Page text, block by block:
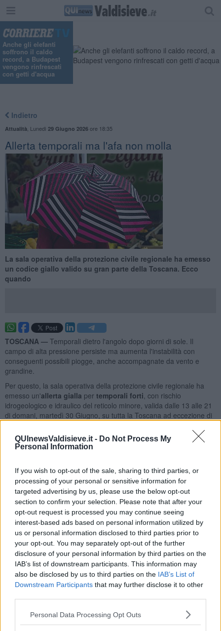
QUInewsValdisieve.it - Do Not Process My
Personal Information
If you wish to opt-out of the sale, sharing to third parties, or
processing of your personal or sensitive information for
targeted advertising by us, please use the below opt-out
section to confirm your selection. Please note that after your
opt-out request is processed you may continue seeing
interest-based ads based on personal information utilized by
us or personal information disclosed to third parties prior to
your opt-out. You may separately opt-out of the further
disclosure of your personal information by third parties on the
IAB’s list of downstream participants. This information may
also be disclosed by us to third parties on the IAB’s List of
Downstream Participants that may further disclose it to other
Personal Data Processing Opt Outs
Anche gli elefanti
soffrono il caldo
record, a Budapest
vengono rinfrescati
con getti d'acqua
Indietro
Attualità Lunedì 29 Giugno 2026ore 18:35
Allerta temporali ma l'afa non molla
La sala operativa della protezione civile regionale ha emesso
un codice giallo valido su gran parte della Toscana. Ecco
quando
TOSCANA — Temporali dietro l'angolo dopo giorni di sole. Il
campo di alta pressione persiste ma aumenta l'instabilità con
conseguenti possibili piogge, anche accompagnate da vento e
grandine.
Per questo, la sala operativa della protezione civile regionale ha
emesso un'allerta gialla per temporali forti , con rischio
idrogeologico e idraulico del reticolo minore, valida dalle 13 alle 21
di domani, martedì 30 Giugno, su tutta la Toscana ad eccezione di
Le previsioni meteo indicano già dal pomeriggio e dalla serata di
oggi, possibili temporali sulle zone interne, in particolare sui rilievi di
nord-ovest e tra le province di Arezzo, Firenze, Siena e Grosseto.
Domani, martedì, possibili temporali nel pomeriggio e nella prima
parte della serata sulle zone interne, associati a colpi di vento e
grandinate.